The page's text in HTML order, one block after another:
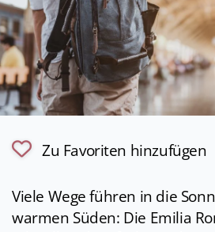
Zu Favoriten hinzufügen
Viele Wege führen in die
warmen Süden: Die Emilia